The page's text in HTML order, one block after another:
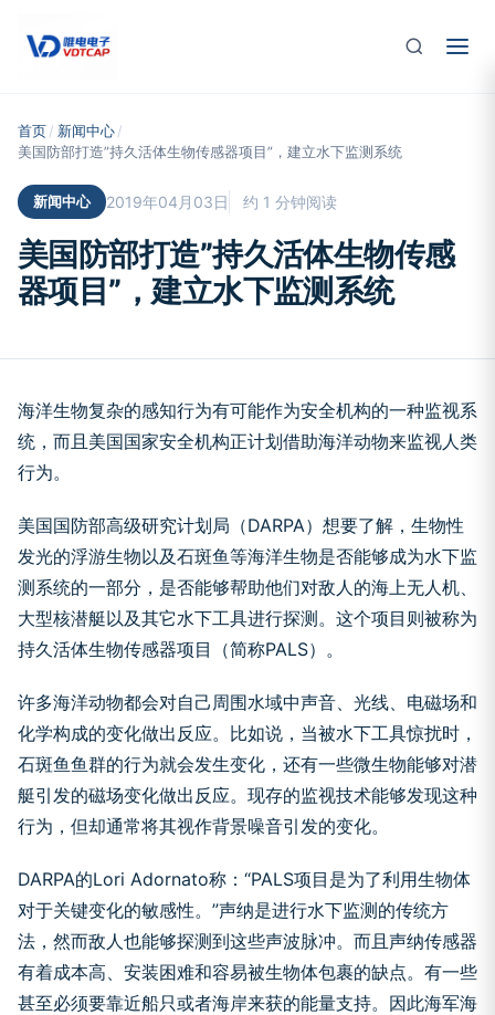
首页 / 新闻中心 /
美国防部打造”持久活体生物传感器项目”，建立水下监测系统
新闻中心 2019年04月03日 约 1 分钟阅读
美国防部打造”持久活体生物传感
器项目”，建立水下监测系统
海洋生物复杂的感知行为有可能作为安全机构的一种监视系
统，而且美国国家安全机构正计划借助海洋动物来监视人类
行为。
美国国防部高级研究计划局（DARPA）想要了解，生物性
发光的浮游生物以及石斑鱼等海洋生物是否能够成为水下监
测系统的一部分，是否能够帮助他们对敌人的海上无人机、
大型核潜艇以及其它水下工具进行探测。这个项目则被称为
持久活体生物传感器项目（简称PALS）。
许多海洋动物都会对自己周围水域中声音、光线、电磁场和
化学构成的变化做出反应。比如说，当被水下工具惊扰时，
石斑鱼鱼群的行为就会发生变化，还有一些微生物能够对潜
艇引发的磁场变化做出反应。现存的监视技术能够发现这种
行为，但却通常将其视作背景噪音引发的变化。
DARPA的Lori Adornato称：“PALS项目是为了利用生物体
对于关键变化的敏感性。”声纳是进行水下监测的传统方
法，然而敌人也能够探测到这些声波脉冲。而且声纳传感器
有着成本高、安装困难和容易被生物体包裹的缺点。有一些
甚至必须要靠近船只或者海岸来获的能量支持。因此海军海